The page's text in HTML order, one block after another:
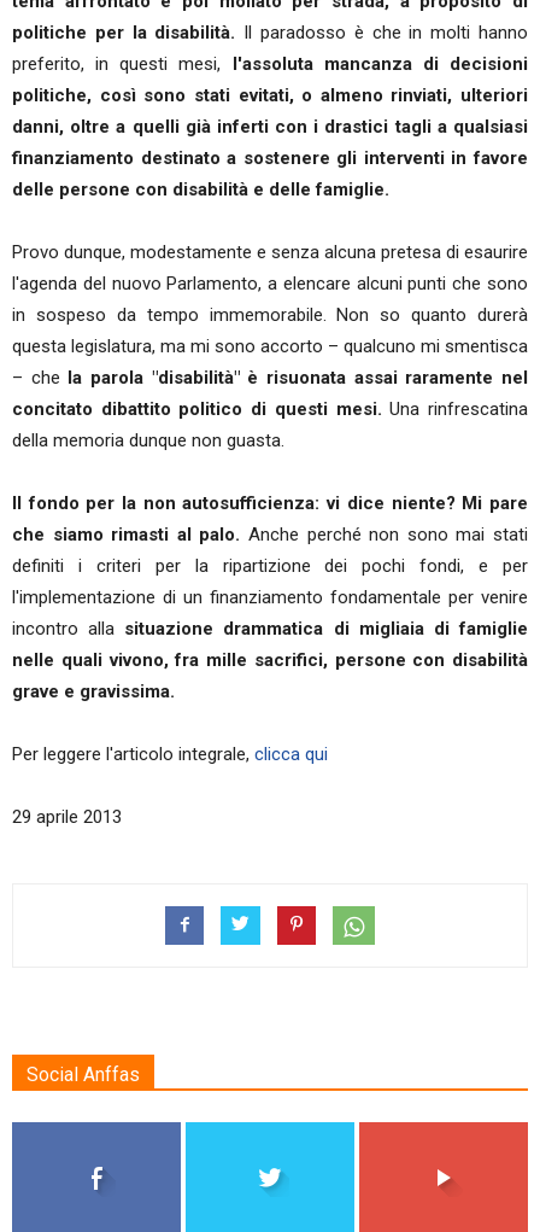
politiche per la disabilità. Il paradosso è che in molti hanno
preferito, in questi mesi, l'assoluta mancanza di decisioni
politiche, così sono stati evitati, o almeno rinviati, ulteriori
danni, oltre a quelli già inferti con i drastici tagli a qualsiasi
finanziamento destinato a sostenere gli interventi in favore
delle persone con disabilità e delle famiglie.
Provo dunque, modestamente e senza alcuna pretesa di esaurire
l'agenda del nuovo Parlamento, a elencare alcuni punti che sono
in sospeso da tempo immemorabile. Non so quanto durerà
questa legislatura, ma mi sono accorto – qualcuno mi smentisca
– che la parola "disabilità" è risuonata assai raramente nel
concitato dibattito politico di questi mesi.Una rinfrescatina
della memoria dunque non guasta.
Il fondo per la non autosufficienza: vi dice niente? Mi pare
che siamo rimasti al palo. Anche perché non sono mai stati
definiti i criteri per la ripartizione dei pochi fondi, e per
l'implementazione di un finanziamento fondamentale per venire
incontro alla situazione drammatica di migliaia di famiglie
nelle quali vivono, fra mille sacrifici, persone con disabilità
grave e gravissima.
Per leggere l'articolo integrale, clicca qui
29 aprile 2013
Social Anffas